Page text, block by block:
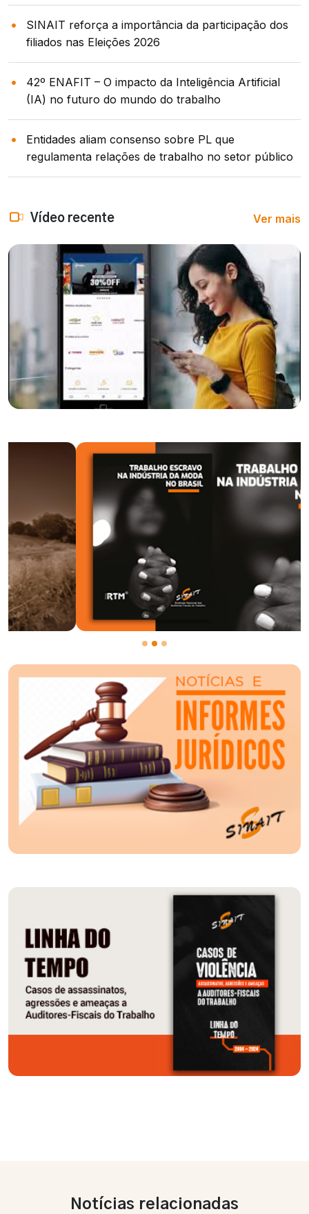
SINAIT reforça a importância da participação dos
filiados nas Eleições 2026
42º ENAFIT – O impacto da Inteligência Artificial
(IA) no futuro do mundo do trabalho
Entidades aliam consenso sobre PL que
regulamenta relações de trabalho no setor público
Vídeo recente Ver mais
Notícias relacionadas